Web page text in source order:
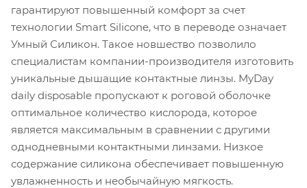
гарантируют повышенный комфорт за счет
технологии Smart Silicone, что в переводе означает
Умный Силикон. Такое новшество позволило
специалистам компании-производителя изготовить
уникальные дышащие контактные линзы. MyDay
daily disposable пропускают к роговой оболочке
оптимальное количество кислорода, которое
является максимальным в сравнении с другими
однодневными контактными линзами. Низкое
содержание силикона обеспечивает повышенную
увлажненность и необычайную мягкость.